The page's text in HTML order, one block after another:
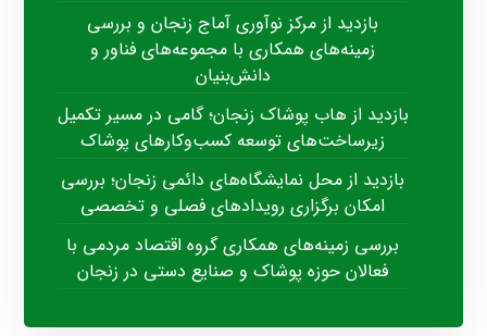
بازدید از مرکز نوآوری آماج زنجان و بررسی
زمینه‌های همکاری با مجموعه‌های فناور و
دانش‌بنیان
بازدید از هاب پوشاک زنجان؛ گامی در مسیر تکمیل
زیرساخت‌های توسعه کسب‌وکارهای پوشاک
بازدید از محل نمایشگاه‌های دائمی زنجان؛ بررسی
امکان برگزاری رویدادهای فصلی و تخصصی
بررسی زمینه‌های همکاری گروه اقتصاد مردمی با
فعالان حوزه پوشاک و صنایع دستی در زنجان